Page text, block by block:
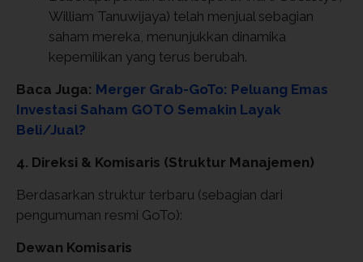
William Tanuwijaya) telah menjual sebagian
saham mereka, menunjukkan dinamika
kepemilikan yang terus berubah.
Baca Juga: Merger Grab-GoTo: Peluang Emas
Investasi Saham GOTO Semakin Layak
Beli/Jual?
4. Direksi & Komisaris (Struktur Manajemen)
Berdasarkan struktur terbaru (sebagian dari
pengumuman resmi GoTo):
Dewan Komisaris